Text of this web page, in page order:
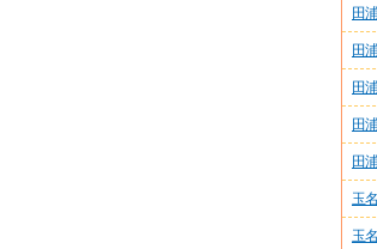
田
田
田
田
田
玉
玉